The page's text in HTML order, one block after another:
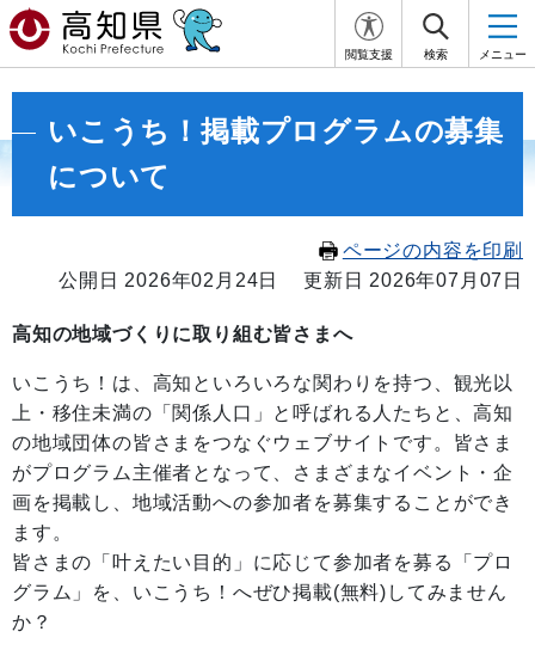
閲覧支援 検索 メニュー
いこうち！掲載プログラムの募集
について
ページの内容を印刷
公開日 2026年02月24日
更新日 2026年07月07日
高知の地域づくりに取り組む皆さまへ
いこうち！は、高知といろいろな関わりを持つ、観光以
上・移住未満の「関係人口」と呼ばれる人たちと、高知
の地域団体の皆さまをつなぐウェブサイトです。皆さま
がプログラム主催者となって、さまざまなイベント・企
画を掲載し、地域活動への参加者を募集することができ
ます。
皆さまの「叶えたい目的」に応じて参加者を募る「プロ
グラム」を、いこうち！へぜひ掲載(無料)してみません
か？